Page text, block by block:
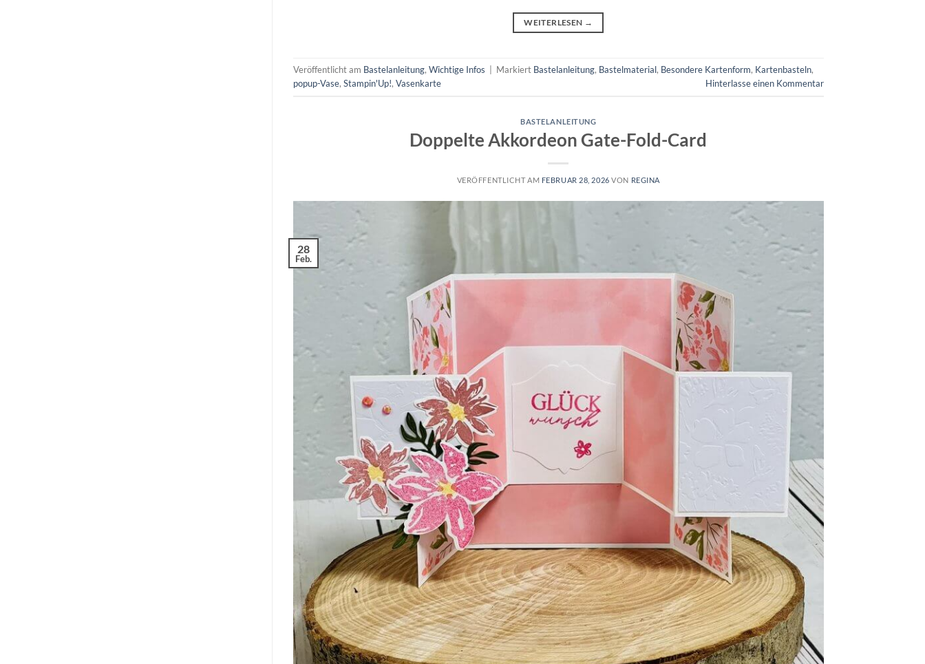
WEITERLESEN →
Veröffentlicht am Bastelanleitung, Wichtige Infos Markiert Bastelanleitung, Bastelmaterial, Besondere Kartenform, Kartenbasteln,
popup-Vase, Stampin'Up!, Vasenkarte Hinterlasse einen Kommentar
BASTELANLEITUNG
Doppelte Akkordeon Gate-Fold-Card
VERÖFFENTLICHT AM FEBRUAR 28, 2026 VON REGINA
28
Feb.